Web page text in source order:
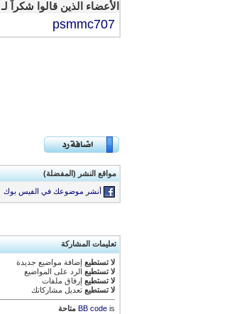
الأعضاء الذين قالوا شكراً لـ shahd_fahd على المشاركة المفيدة:
psmmc707
مواقع النشر (المفضلة)
أنشر موضوعك في الفيس بوك
تعليمات المشاركة
لا تستطيع إضافة مواضيع جديدة
لا تستطيع
الرد على المواضيع
لا تستطيع إرفاق ملفات
لا تستطيع تعديل مشاركاتك
BB codeis
متاحة